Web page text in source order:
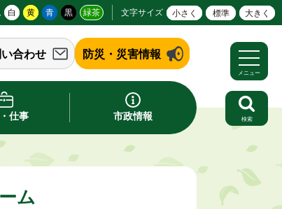
白 黄 青 黒 緑茶 文字サイズ 小さく 標準 大きく
合わせ 防災・災害情報
仕事 市政情報
メニュー
検索
ム